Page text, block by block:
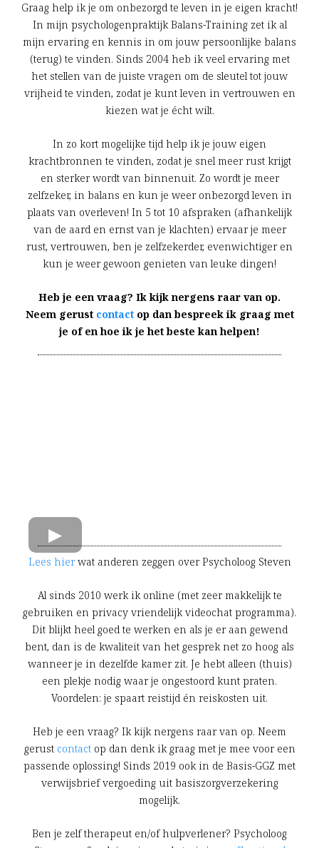
Graag help ik je om onbezorgd te leven in je eigen kracht!
In mijn psychologenpraktijk Balans-Training zet ik al
mijn ervaring en kennis in om jouw persoonlijke balans
(terug) te vinden. Sinds 2004 heb ik veel ervaring met
het stellen van de juiste vragen om de sleutel tot jouw
vrijheid te vinden, zodat je kunt leven in vertrouwen en
kiezen wat je écht wilt.
In zo kort mogelijke tijd help ik je jouw eigen
krachtbronnen te vinden, zodat je snel meer rust krijgt
en sterker wordt van binnenuit. Zo wordt je meer
zelfzeker, in balans en kun je weer onbezorgd leven in
plaats van overleven! In 5 tot 10 afspraken (afhankelijk
van de aard en ernst van je klachten) ervaar je meer
rust, vertrouwen, ben je zelfzekerder, evenwichtiger en
kun je weer gewoon genieten van leuke dingen!
Heb je een vraag? Ik kijk nergens raar van op.
Neem gerust contactop dan bespreek ik graag met
je of en hoe ik je het beste kan helpen!
Lees hier wat anderen zeggen over Psycholoog Steven
Al sinds 2010 werk ik online (met zeer makkelijk te
gebruiken en privacy vriendelijk videochat programma).
Dit blijkt heel goed te werken en als je er aan gewend
bent, dan is de kwaliteit van het gesprek net zo hoog als
wanneer je in dezelfde kamer zit. Je hebt alleen (thuis)
een plekje nodig waar je ongestoord kunt praten.
Voordelen: je spaart reistijd én reiskosten uit.
Heb je een vraag? Ik kijk nergens raar van op. Neem
gerust contactop dan denk ik graag met je mee voor een
passende oplossing! Sinds 2019 ook in de Basis-GGZ met
verwijsbrief vergoeding uit basiszorgverzekering
mogelijk.
Ben je zelf therapeut en/of hulpverlener? Psycholoog